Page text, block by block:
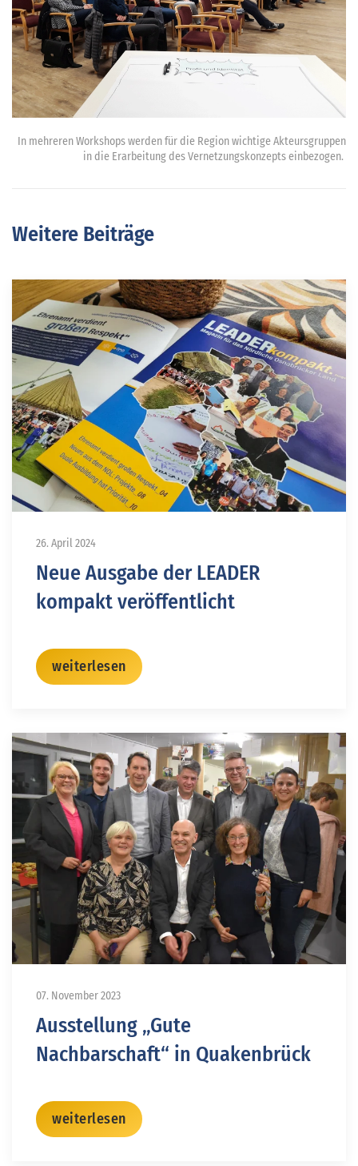
In mehreren Workshops werden für die Region wichtige Akteursgruppen
in die Erarbeitung des Vernetzungskonzepts einbezogen.
Weitere Beiträge
26. April 2024
Neue Ausgabe der LEADER
kompakt veröffentlicht
weiterlesen
07. November 2023
Ausstellung „Gute
Nachbarschaft“ in Quakenbrück
weiterlesen